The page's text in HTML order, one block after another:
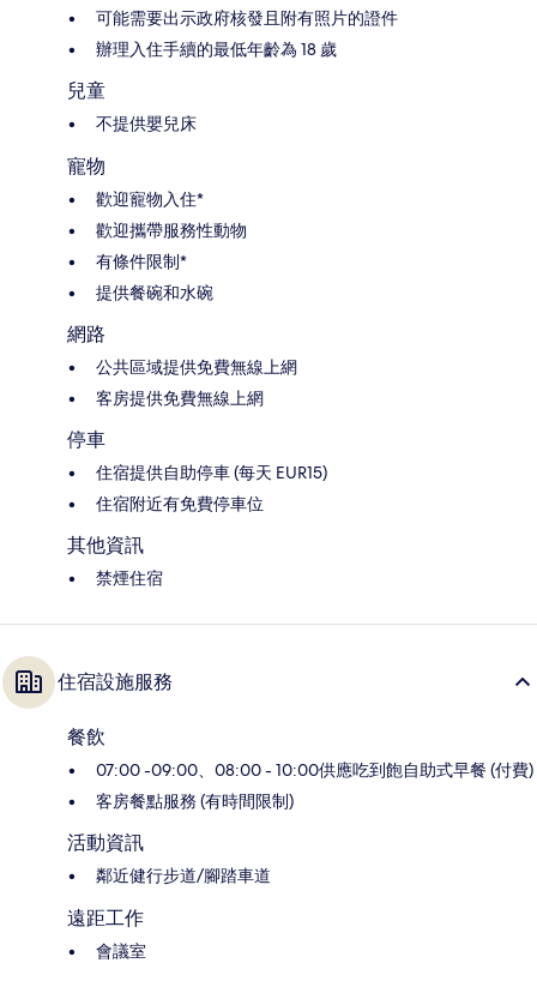
可能需要出示政府核發且附有照片的證件
辦理入住手續的最低年齡為 18 歲
兒童
不提供嬰兒床
寵物
歡迎寵物入住*
歡迎攜帶服務性動物
有條件限制*
提供餐碗和水碗
網路
公共區域提供免費無線上網
客房提供免費無線上網
停車
住宿提供自助停車 (每天 EUR15)
住宿附近有免費停車位
其他資訊
禁煙住宿
住宿設施服務
餐飲
07:00 -09:00、08:00 - 10:00供應吃到飽自助式早餐 (付費)
客房餐點服務 (有時間限制)
活動資訊
鄰近健行步道/腳踏車道
遠距工作
會議室